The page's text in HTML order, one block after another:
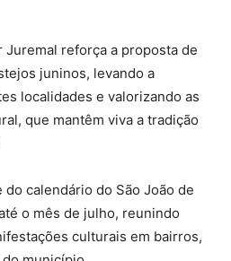
Juremal reforça a proposta de
juninos, levando a
localidades e valorizando as
que mantêm viva a tradição
calendário do São João de
o mês de julho, reunindo
culturais em bairros,